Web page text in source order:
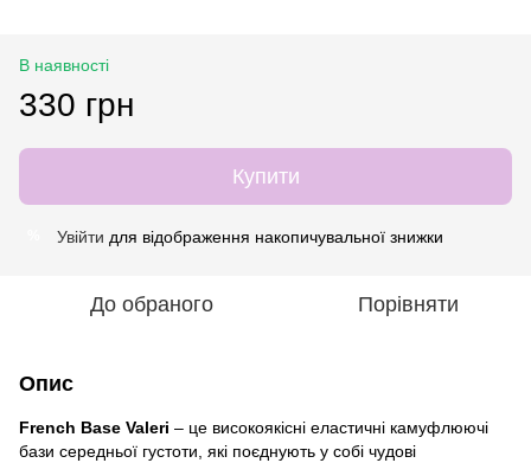
В наявності
330 грн
Купити
Увійти для відображення накопичувальної знижки
До обраного Порівняти
Опис
French Base Valeri – це високоякісні еластичні камуфлюючі
бази середньої густоти, які поєднують у собі чудові